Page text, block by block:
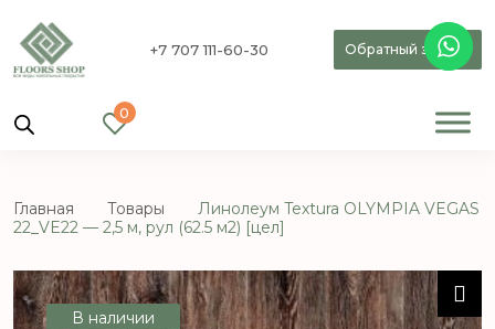
+7 707 111-60-30 Обратный звонок
0
Главная Товары
Линолеум Textura OLYMPIA VEGAS
22_VE22 — 2,5 м, рул (62.5 м2) [цел]
В наличии